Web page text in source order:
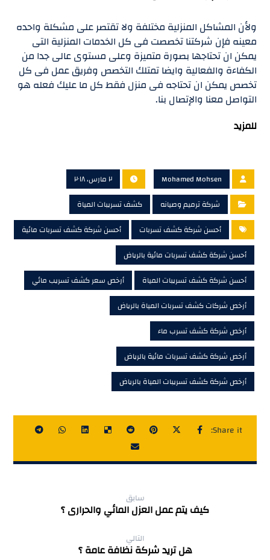
ولأن المشاكل المنزلية مختلفة ولا تقتصر على مشكلة واحده
معينه فإن شركتنا تخصصت فى كل الخدمات المنزلية التى
يمكن ان تحتاجها بصورة متميزة وعلى مستوى عالى جدا من
الكفاءة والفعالية وايضا تمتلك التخصص وفريق عمل فى كل
تخصص يمكن ان تحتاجه فى منزل فقط كل ما عليك فعله هو
التواصل معنا والإتصال بنا.
للمزيد
Mohamed Mohsen
٢ مارس، ٢٠١٨
شركة ترميم وصيانه
كشف تسريبات المياة
أحسن شركة كشف تسربات
أحسن شركة كشف تسربات مائية
أحسن شركة كشف تسربات مائية بالرياض
أحسن شركة كشف تسريبات المياة
أرخص سعر كشف تسريب مائي
أرخص شركات كشف تسربات المياة بالرياض
أرخص شركة كشف تسرب ماء
أرخص شركة كشف تسربات مائية بالرياض
أرخص شركة كشف تسريبات المياة بالرياض
سابق
كيف يتم عمل العزل المائي والحرارى ؟
التالي
هل تريد شركة نظافة عامة ؟